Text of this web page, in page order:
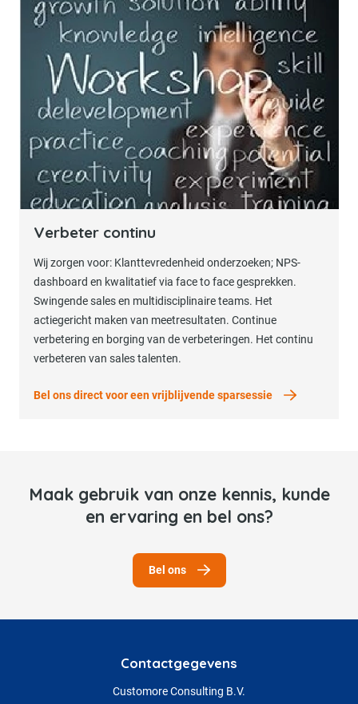
Bel ons direct voor een vrijblijvende
Verbeter continu
Wij zorgen voor: Klanttevredenheid onderzoeken; NPS-
dashboard en kwalitatief via face to face gesprekken.
Swingende sales en multidisciplinaire teams. Het
actiegericht maken van meetresultaten. Continue
verbetering en borging van de verbeteringen. Het continu
verbeteren van sales talenten.
Bel ons direct voor een vrijblijvende sparsessie
Maak gebruik van onze kennis, kunde
en ervaring en bel ons?
Bel ons
Contactgegevens
Customore Consulting B.V.